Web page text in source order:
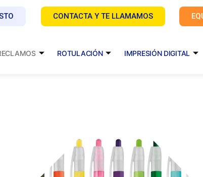
CONTACTA Y TE LLAMAMOS
ROTULACIÓN IMPRESIÓN DIGITAL